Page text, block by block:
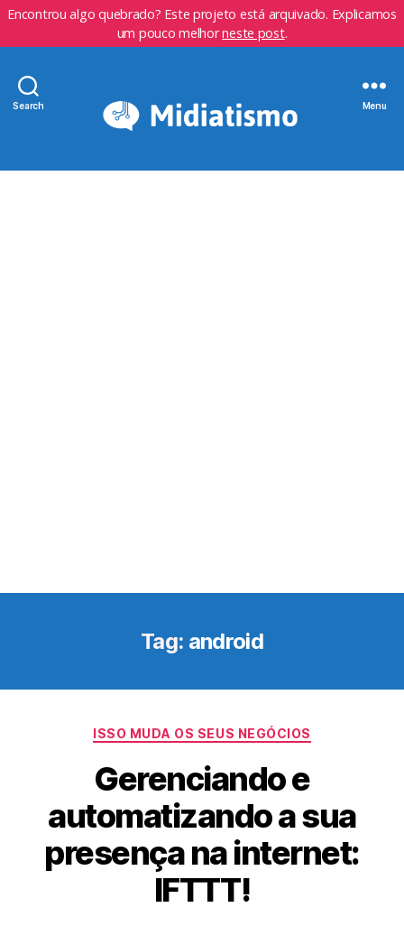
Encontrou algo quebrado? Este projeto está arquivado. Explicamos
um pouco melhorneste post.
Search Menu
Tag: android
Categorias
ISSO MUDA OS SEUS NEGÓCIOS
Gerenciando e
automatizando a sua
presença na internet:
IFTTT!